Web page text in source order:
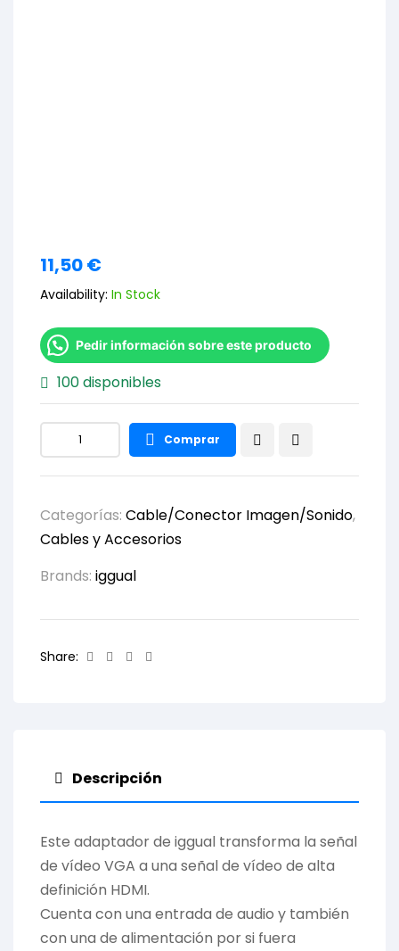
11,50€
Availability: In Stock
Pedir información sobre este producto
100 disponibles
Comprar
Categorías: Cable/Conector Imagen/Sonido,
Cables y Accesorios
Brands: iggual
Share: Facebook
TwitterLinkedin
Descripción
Este adaptador de iggual transforma la señal
de vídeo VGA a una señal de vídeo de alta
definición HDMI.
Cuenta con una entrada de audio y también
con una de alimentación por si fuera